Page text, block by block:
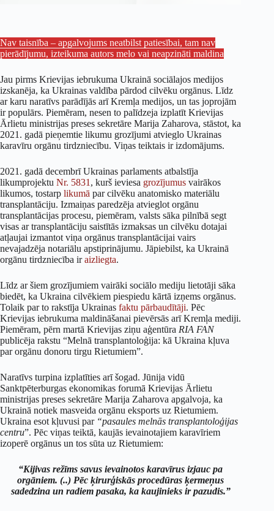
Nav taisnība – apgalvojums neatbilst patiesībai, tam nav
pierādījumu, izteikuma autors melo vai neapzināti maldina
Jau pirms Krievijas iebrukuma Ukrainā sociālajos medijos
izskanēja, ka Ukrainas valdība pārdod cilvēku orgānus. Līdz
ar karu naratīvs parādījās arī Kremļa medijos, un tas joprojām
ir populārs. Piemēram, nesen to palīdzeja izplatīt Krievijas
Ārlietu ministrijas preses sekretāre Marija Zaharova, stāstot, ka
2021. gadā pieņemtie likumu grozījumi atvieglo Ukrainas
karavīru orgānu tirdzniecību. Viņas teiktais ir izdomājums.
2021. gadā decembrī Ukrainas parlaments atbalstīja
likumprojektu Nr. 5831 , kurš ieviesa grozījumus vairākos
likumos, tostarp likumā par cilvēku anatomisko materiālu
transplantāciju. Izmaiņas paredzēja atvieglot orgānu
transplantācijas procesu, piemēram, valsts sāka pilnībā segt
visas ar transplantāciju saistītās izmaksas un cilvēku dotajai
atļaujai izmantot viņa orgānus transplantācijai vairs
nevajadzēja notariālu apstiprinājumu. Jāpiebilst, ka Ukrainā
orgānu tirdzniecība iraizliegta.
Līdz ar šiem grozījumiem vairāki sociālo mediju lietotāji sāka
biedēt, ka Ukraina cilvēkiem piespiedu kārtā izņems orgānus.
Tolaik par to rakstīja Ukrainas faktu pārbaudītāji. Pēc
Krievijas iebrukuma maldināšanai pievērsās arī Kremļa mediji.
Piemēram, pērn martā Krievijas ziņu aģentūra RIA FAN
publicēja rakstu “Melnā transplantoloģija: kā Ukraina kļuva
par orgānu donoru tirgu Rietumiem”.
Naratīvs turpina izplatīties arī šogad. Jūnija vidū
Sanktpēterburgas ekonomikas forumā Krievijas Ārlietu
ministrijas preses sekretāre Marija Zaharova apgalvoja, ka
Ukrainā notiek masveida orgānu eksports uz Rietumiem.
Ukraina esot kļuvusi par “pasaules melnās transplantoloģijas
centru”. Pēc viņas teiktā, kaujās ievainotajiem karavīriem
izoperē orgānus un tos sūta uz Rietumiem:
“Kijivas režīms savus ievainotos karavīrus izjauc pa
orgāniem. (..) Pēc ķirurģiskās procedūras ķermeņus
sadedzina un radiem pasaka, ka kaujinieks ir pazudis.”